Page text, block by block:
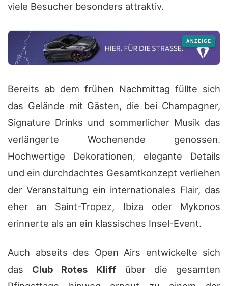
viele Besucher besonders attraktiv.
Bereits ab dem frühen Nachmittag füllte sich
das Gelände mit Gästen, die bei Champagner,
Signature Drinks und sommerlicher Musik das
verlängerte Wochenende genossen.
Hochwertige Dekorationen, elegante Details
und ein durchdachtes Gesamtkonzept verliehen
der Veranstaltung ein internationales Flair, das
eher an Saint-Tropez, Ibiza oder Mykonos
erinnerte als an ein klassisches Insel-Event.
Auch abseits des Open Airs entwickelte sich
das Club Rotes Kliffüber die gesamten